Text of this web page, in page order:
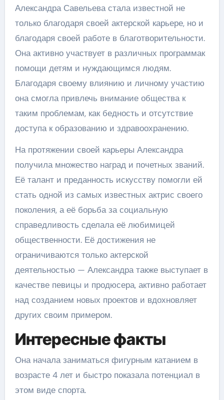
Александра Савельева стала известной не
только благодаря своей актерской карьере, но и
благодаря своей работе в благотворительности.
Она активно участвует в различных программак
помощи детям и нуждающимся людям.
Благодаря своему влиянию и личному участию
она смогла привлечь внимание общества к
таким проблемам, как бедность и отсутствие
доступа к образованию и здравоохранению.
На протяжении своей карьеры Александра
получила множество наград и почетных званий.
Её талант и преданность искусству помогли ей
стать одной из самых известных актрис своего
поколения, а её борьба за социальную
справедливость сделала её любимицей
общественности. Её достижения не
ограничиваются только актерской
деятельностью — Александра также выступает в
качестве певицы и продюсера, активно работает
над созданием новых проектов и вдохновляет
других своим примером.
Интересные факты
Она начала заниматься фигурным катанием в
возрасте 4 лет и быстро показала потенциал в
этом виде спорта.